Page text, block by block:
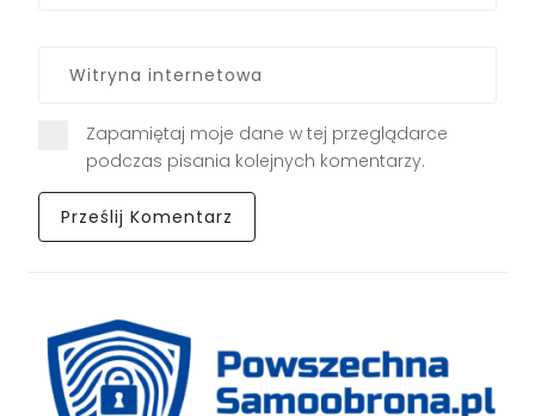
Zapamiętaj moje dane w tej przeglądarce
podczas pisania kolejnych komentarzy.